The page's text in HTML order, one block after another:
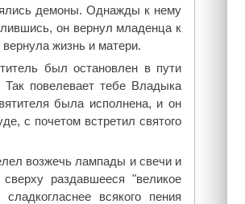
демоны. Однажды к нему
он вернул младенца к
жизнь и матери.
был остановлен в пути
повелевает тебе Владыка
была исполнена, и он
с почетом встретил святого
возжечь лампады и свечи и
раздавшееся "великое
всякого пения